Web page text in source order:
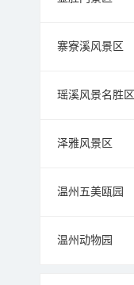
寨寮溪风景区
瑶溪风景名胜区
泽雅风景区
温州五美瓯园
温州动物园